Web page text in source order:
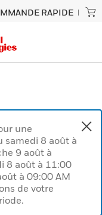
RAPIDE
une
samedi 8 août à
9 août à
8 août à 11:00
à 09:00 AM
de votre